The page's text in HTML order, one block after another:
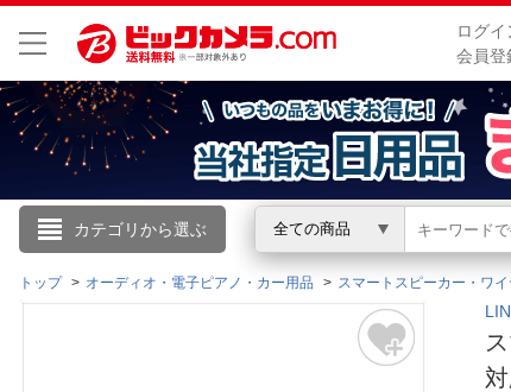
ログイ
会員登
カテゴリから選ぶ 全ての商品
こんにちは
ログイン
トップ オーディオ・電子ピアノ・カー用品 スマートスピーカー・ワ